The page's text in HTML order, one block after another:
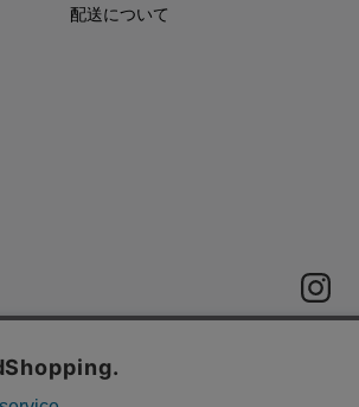
配送について